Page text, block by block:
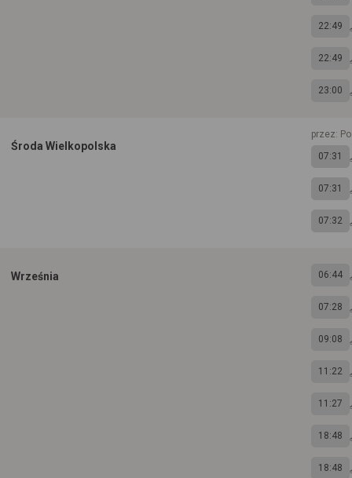
22:49
22:49
23:00
Środa Wielkopolska
przez:
07:31
07:31
07:32
Września 06:44
07:28
09:08
11:22
11:27
18:48
18:48